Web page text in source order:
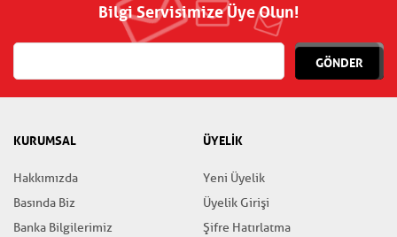
Bilgi Servisimize Üye Olun!
GÖNDER
KURUMSAL
Hakkımızda
Basında Biz
Banka Bilgilerimiz
ÜYELİK
Yeni Üyelik
Üyelik Girişi
Şifre Hatırlatma